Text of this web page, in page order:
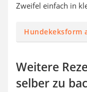
Zweifel einfach in
Hundekeksform
Weitere
selber zu